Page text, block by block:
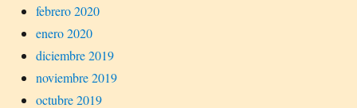
febrero 2020
enero 2020
diciembre 2019
noviembre 2019
octubre 2019